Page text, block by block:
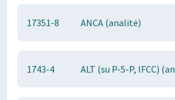
17351-8 ANCA (analitė)
1743-4 ALT (su P-5-P, IFCC)